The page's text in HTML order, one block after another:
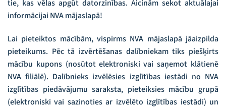
tie, kas vēlas apgūt datorzinības. Aicinām sekot aktuālajai
informācijai NVA mājaslapā!
Lai pieteiktos mācībām, vispirms NVA mājaslapā jāaizpilda
pieteikums. Pēc tā izvērtēšanas dalībniekam tiks piešķirts
mācību kupons (nosūtot elektroniski vai saņemot klātienē
NVA filiālē). Dalībnieks izvēlēsies izglītības iestādi no NVA
izglītības piedāvājumu saraksta, pieteiksies mācību grupā
(elektroniski vai sazinoties ar izvēlēto izglītības iestādi) un